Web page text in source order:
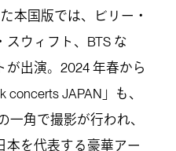
本国版では、ビリー・
スウィフト、BTS な
が出演。2024 年春から
concerts JAPAN」も、
一角で撮影が行われ、
本を代表する豪華アー